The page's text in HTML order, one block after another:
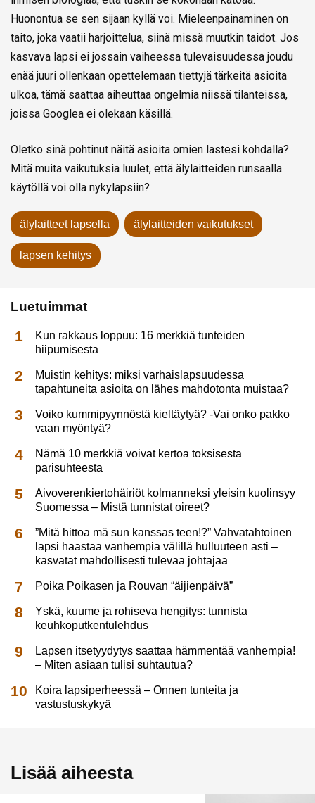
Huonontua se sen sijaan kyllä voi. Mieleenpainaminen on
taito, joka vaatii harjoittelua, siinä missä muutkin taidot. Jos
kasvava lapsi ei jossain vaiheessa tulevaisuudessa joudu
enää juuri ollenkaan opettelemaan tiettyjä tärkeitä asioita
ulkoa, tämä saattaa aiheuttaa ongelmia niissä tilanteissa,
joissa Googlea ei olekaan käsillä.
Oletko sinä pohtinut näitä asioita omien lastesi kohdalla?
Mitä muita vaikutuksia luulet, että älylaitteiden runsaalla
käytöllä voi olla nykylapsiin?
älylaitteet lapsella älylaitteiden vaikutukset
lapsen kehitys
Luetuimmat
Kun rakkaus loppuu: 16 merkkiä tunteiden
hiipumisesta
Muistin kehitys: miksi varhaislapsuudessa
tapahtuneita asioita on lähes mahdotonta muistaa?
Voiko kummipyynnöstä kieltäytyä? -Vai onko pakko
vaan myöntyä?
Nämä 10 merkkiä voivat kertoa toksisesta
parisuhteesta
Aivoverenkiertohäiriöt kolmanneksi yleisin kuolinsyy
Suomessa – Mistä tunnistat oireet?
”Mitä hittoa mä sun kanssas teen!?” Vahvatahtoinen
lapsi haastaa vanhempia välillä hulluuteen asti –
kasvatat mahdollisesti tulevaa johtajaa
Poika Poikasen ja Rouvan “äijienpäivä”
Yskä, kuume ja rohiseva hengitys: tunnista
keuhkoputkentulehdus
Lapsen itsetyydytys saattaa hämmentää vanhempia!
– Miten asiaan tulisi suhtautua?
Koira lapsiperheessä – Onnen tunteita ja
vastustuskykyä
Lisää aiheesta